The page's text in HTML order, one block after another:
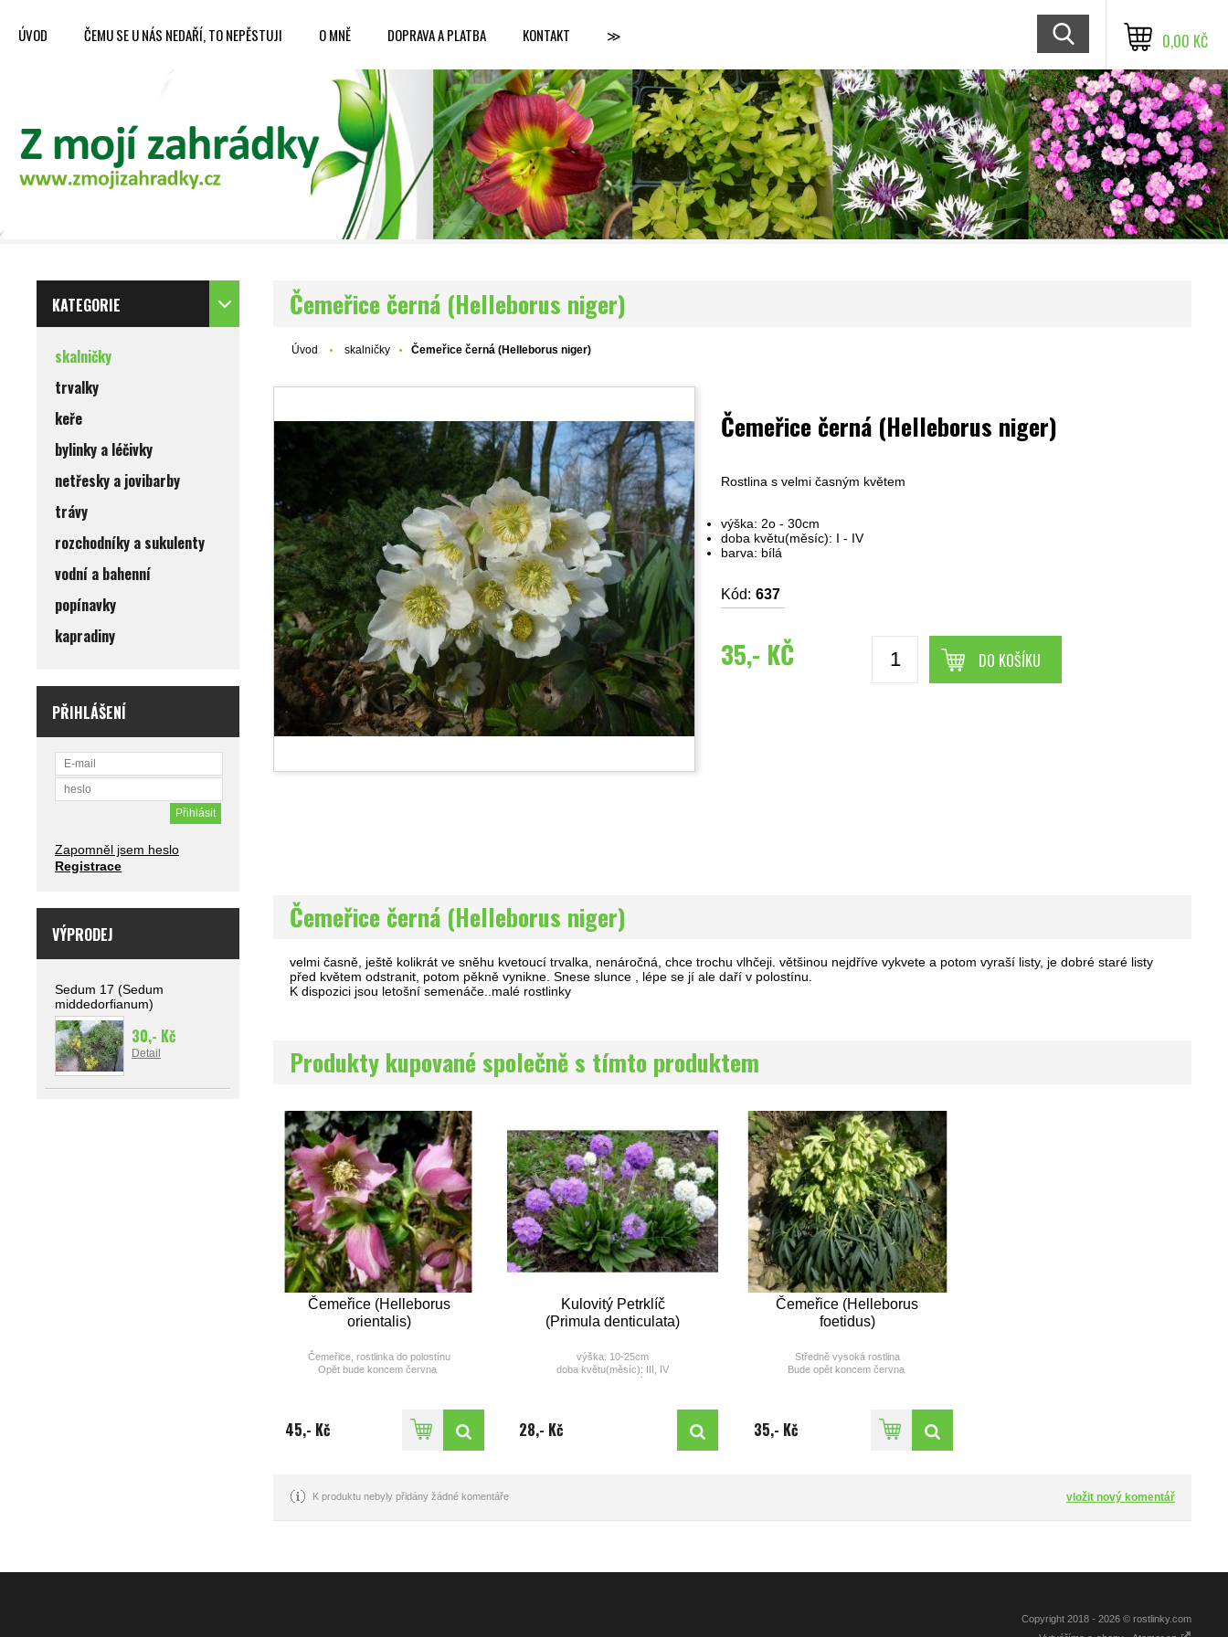
ÚVOD ČEMU SE U NÁS NEDAŘÍ, TO NEPĚSTUJI O MNĚ DOPRAVA A PLATBA KONTAKT ≫ 0,00 KČ
KATEGORIE
skalničky
trvalky
keře
bylinky a léčivky
netřesky a jovibarby
trávy
rozchodníky a sukulenty
vodní a bahenní
popínavky
kapradiny
PŘIHLÁŠENÍ
Zapomněl jsem heslo
Registrace
VÝPRODEJ
Sedum 17 (Sedum
middedorfianum)
30,- Kč
Detail
Čemeřice černá (Helleborus niger)
Úvod skalničky Čemeřice černá (Helleborus niger)
Čemeřice černá (Helleborus niger)
Rostlina s velmi časným květem
výška: 2o - 30cm
doba květu(měsíc): I - IV
barva: bílá
Kód: 637
35,- KČ DO KOŠÍKU
Čemeřice černá (Helleborus niger)
velmi časně, ještě kolikrát ve sněhu kvetoucí trvalka, nenáročná, chce trochu vlhčeji. většinou nejdříve vykvete a potom vyraší listy, je dobré staré listy
před květem odstranit, potom pěkně vynikne. Snese slunce , lépe se jí ale daří v polostínu.
K dispozici jsou letošní semenáče..malé rostlinky
Produkty kupované společně s tímto produktem
Čemeřice (Helleborus
orientalis)
Čemeřice, rostlinka do polostínu
Opět bude koncem června
doba květu(měsíc): II - IV, někdy
45,- Kč
Kulovitý Petrklíč
(Primula denticulata)
výška: 10-25cm
doba květu(měsíc): III, IV
28,- Kč
Čemeřice (Helleborus
foetidus)
Středně vysoká rostlina
Bude opět koncem června
doba květu(měsíc): II - V
barva: zelený květ s purpurovým
35,- Kč
K produktu nebyly přidány žádné komentáře vložit nový komentář
Copyright 2018 - 2026 © rostlinky.com